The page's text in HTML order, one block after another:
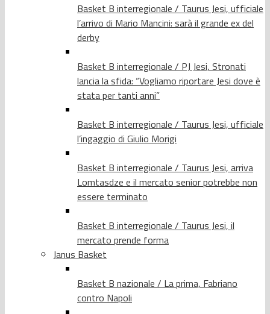
Basket B interregionale / Taurus Jesi, ufficiale
l’arrivo di Mario Mancini: sarà il grande ex del
derby
Basket B interregionale / PJ Jesi, Stronati
lancia la sfida: “Vogliamo riportare Jesi dove è
stata per tanti anni”
Basket B interregionale / Taurus Jesi, ufficiale
l’ingaggio di Giulio Morigi
Basket B interregionale / Taurus Jesi, arriva
Lomtasdze e il mercato senior potrebbe non
essere terminato
Basket B interregionale / Taurus Jesi, il
mercato prende forma
Janus Basket
Basket B nazionale / La prima, Fabriano
contro Napoli